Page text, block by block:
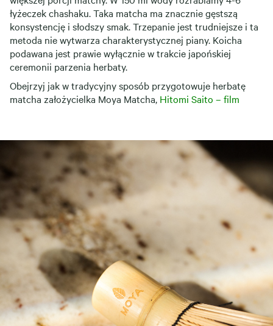
łyżeczek chashaku.Taka matcha ma znacznie gęstszą
konsystencję i słodszy smak.Trzepanie jest trudniejsze i ta
metoda nie wytwarza charakterystycznej piany. Koicha
podawana jest prawie wyłącznie w trakcie japońskiej
ceremonii parzenia herbaty.
Obejrzyj jak w tradycyjny sposób przygotowuje herbatę
matcha założycielka Moya Matcha, Hitomi Saito – film